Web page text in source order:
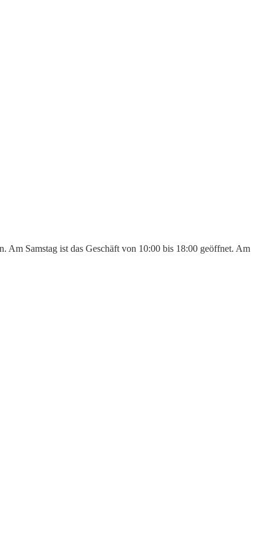
Samstag ist das Geschäft von 10:00 bis 18:00 geöffnet. Am